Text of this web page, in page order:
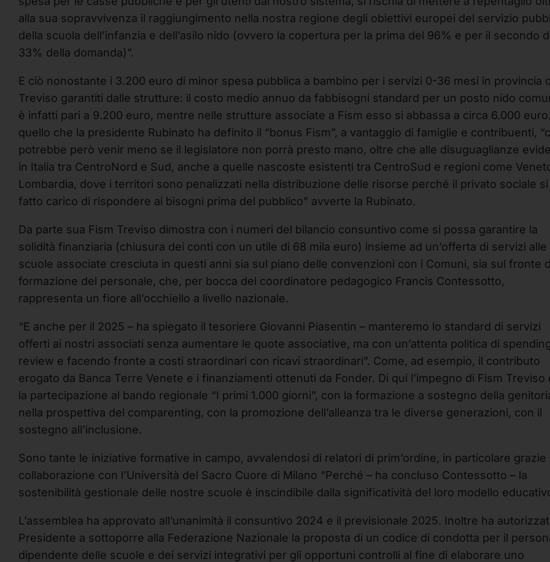
alla sua sopravvivenza il raggiungimento nella nostra regione degli obiettivi europei del servizio
della scuola dell’infanzia e dell’asilo nido (ovvero la copertura per la prima del 96% e per il secondo
33% della domanda)”.
E ciò nonostante i 3.200 euro di minor spesa pubblica a bambino per i servizi 0-36 mesi in provincia
Treviso garantiti dalle strutture: il costo medio annuo da fabbisogni standard per un posto nido
è infatti pari a 9.200 euro, mentre nelle strutture associate a Fism esso si abbassa a circa 6.000 euro.
quello che la presidente Rubinato ha definito il “bonus Fism”, a vantaggio di famiglie e contribuenti,
potrebbe però venir meno se il legislatore non porrà presto mano, oltre che alle disuguaglianze
in Italia tra CentroNord e Sud, anche a quelle nascoste esistenti tra CentroSud e regioni come
Lombardia, dove i territori sono penalizzati nella distribuzione delle risorse perché il privato sociale si
fatto carico di rispondere ai bisogni prima del pubblico” avverte la Rubinato.
Da parte sua Fism Treviso dimostra con i numeri del bilancio consuntivo come si possa garantire la
solidità finanziaria (chiusura dei conti con un utile di 68 mila euro) insieme ad un’offerta di servizi alle
scuole associate cresciuta in questi anni sia sul piano delle convenzioni con i Comuni, sia sul fronte
formazione del personale, che, per bocca del coordinatore pedagogico Francis Contessotto,
rappresenta un fiore all’occhiello a livello nazionale.
“E anche per il 2025 – ha spiegato il tesoriere Giovanni Piasentin – manteremo lo standard di servizi
offerti ai nostri associati senza aumentare le quote associative, ma con un’attenta politica di
review e facendo fronte a costi straordinari con ricavi straordinari”. Come, ad esempio, il contributo
erogato da Banca Terre Venete e i finanziamenti ottenuti da Fonder. Di qui l’impegno di Fism Treviso
la partecipazione al bando regionale “I primi 1.000 giorni”, con la formazione a sostegno della
nella prospettiva del comparenting, con la promozione dell’alleanza tra le diverse generazioni, con il
sostegno all’inclusione.
Sono tante le iniziative formative in campo, avvalendosi di relatori di prim’ordine, in particolare grazie
collaborazione con l’Università del Sacro Cuore di Milano “Perché – ha concluso Contessotto – la
sostenibilità gestionale delle nostre scuole è inscindibile dalla significatività del loro modello
L’assemblea ha approvato all’unanimità il consuntivo 2024 e il previsionale 2025. Inoltre ha
Presidente a sottoporre alla Federazione Nazionale la proposta di un codice di condotta per il
dipendente delle scuole e dei servizi integrativi per gli opportuni controlli al fine di elaborare uno